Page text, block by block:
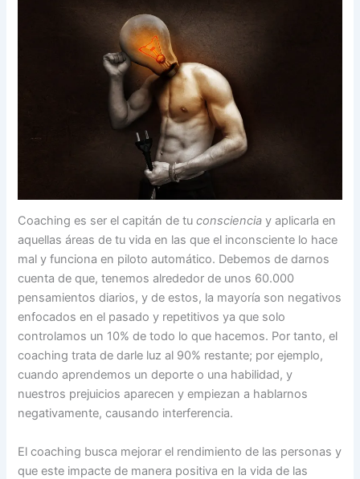
Coaching es ser el capitán de tuconsciencia y aplicarla en
aquellas áreas de tu vida en las que el inconsciente lo hace
mal y funciona en piloto automático. Debemos de darnos
cuenta de que, tenemos alrededor de unos 60.000
pensamientos diarios, y de estos, la mayoría son negativos
enfocados en el pasado y repetitivos ya que solo
controlamos un 10% de todo lo que hacemos. Por tanto, el
coaching trata de darle luz al 90% restante; por ejemplo,
cuando aprendemos un deporte o una habilidad, y
nuestros prejuicios aparecen y empiezan a hablarnos
negativamente, causando interferencia.
El coaching busca mejorar el rendimiento de las personas y
que este impacte de manera positiva en la vida de las